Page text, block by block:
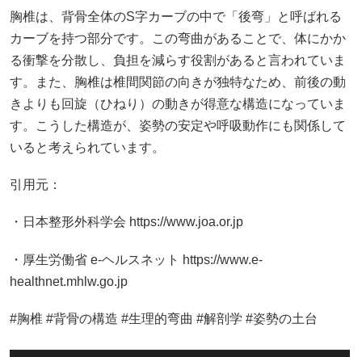
胸椎は、背骨全体のS字カーブの中で「後弯」と呼ばれる
カーブを持つ部分です。この弯曲があることで、体にかか
る衝撃を分散し、負担を減らす役割があると言われていま
す。また、胸椎は椎間関節の向きが独特なため、前後の動
きよりも回旋（ひねり）の動きが得意な構造になっていま
す。こうした構造が、姿勢の安定や呼吸動作にも関係して
いると考えられています。
引用元：
・日本整形外科学会 https://www.joa.or.jp
・厚生労働省 e-ヘルスネット https://www.e-
healthnet.mhlw.go.jp
#胸椎 #背骨の構造 #生理的弯曲 #解剖学 #姿勢の土台